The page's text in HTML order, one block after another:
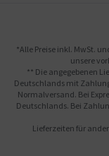
*Alle Preise inkl. MwSt.
unsere
** Die angegebenen
Deutschlands mit
Normalversand. Bei
Deutschlands. Bei
Lieferzeiten für